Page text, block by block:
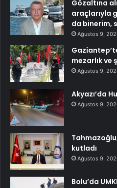
Gözaltına
araçlarıyla
da binerim,
Ağustos 9,
mezarlık ve
Ağustos 9,
Akyazı’da
Ağustos 9,
kutladı
Ağustos 9,
Bolu’da